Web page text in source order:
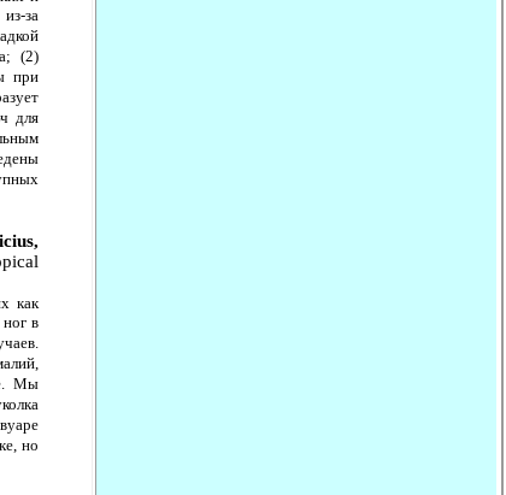
за
(2)
при
для
как
в
Мы
но